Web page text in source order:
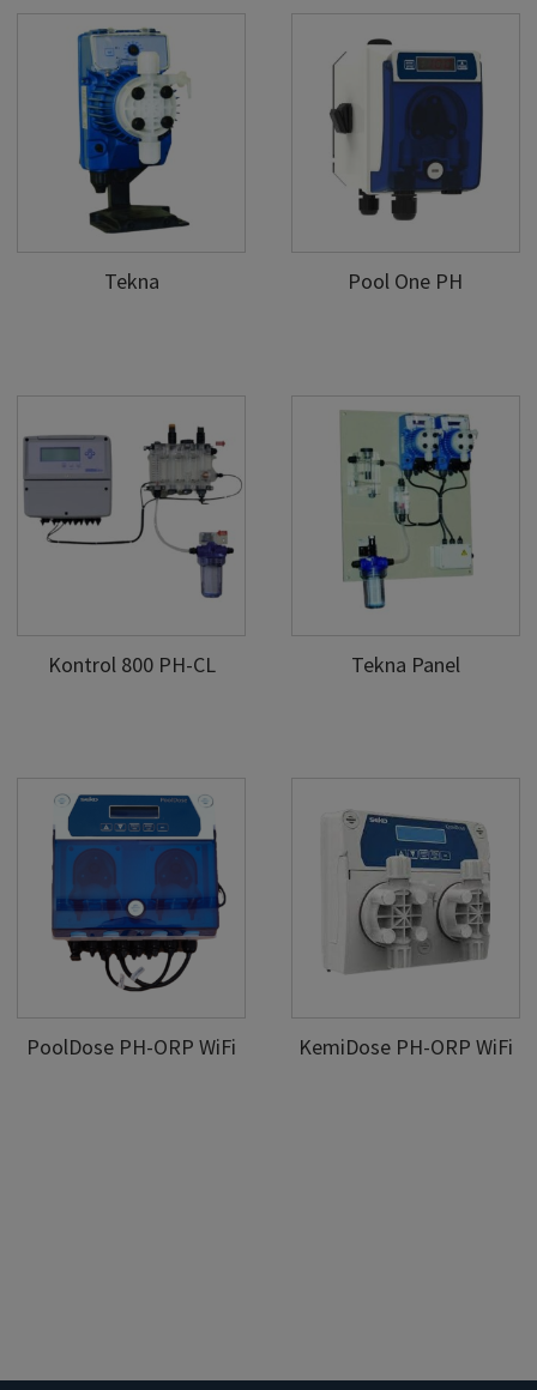
Tekna Pool One PH
Kontrol 800 PH-CL Tekna Panel
PoolDose PH-ORP WiFi KemiDose PH-ORP WiFi